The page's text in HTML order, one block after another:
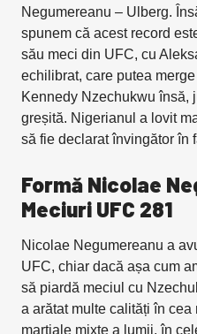
Negumereanu – Ulberg.
spunem că acest record
său meci din UFC, cu
echilibrat, care putea
Kennedy Nzechukwu însă,
greșită. Nigerianul a lovit
să fie declarat învingător în
Formă Nicolae
Meciuri UFC 281
Nicolae Negumereanu a
UFC, chiar dacă așa cum
să piardă meciul cu
a arătat multe calități în
marțiale mixte a lumii, în